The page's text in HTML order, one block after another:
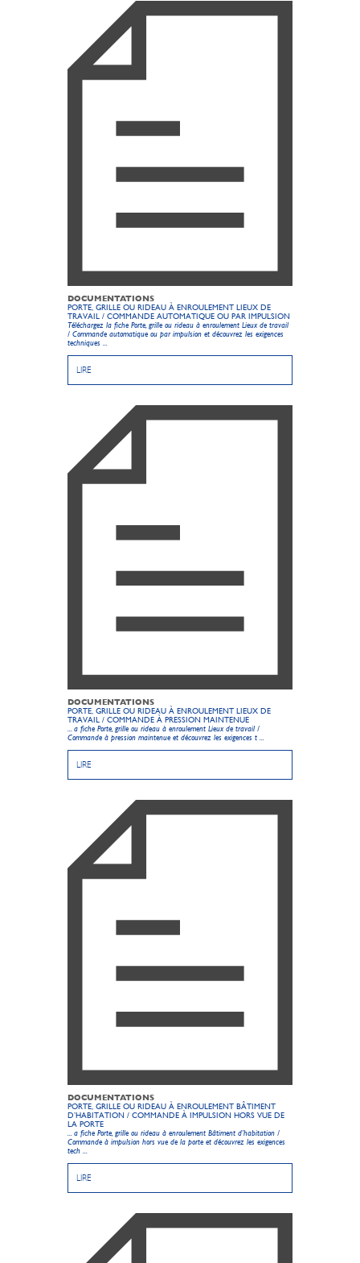
DOCUMENTATIONS
PORTE, GRILLE OU RIDEAU À ENROULEMENT LIEUX DE
TRAVAIL / COMMANDE AUTOMATIQUE OU PAR IMPULSION
Téléchargez la fiche Porte, grille ou rideau à enroulement Lieux de travail
/ Commande automatique ou par impulsion et découvrez les exigences
techniques ...
LIRE
DOCUMENTATIONS
PORTE, GRILLE OU RIDEAU À ENROULEMENT LIEUX DE
TRAVAIL / COMMANDE À PRESSION MAINTENUE
... a fiche Porte, grille ou rideau à enroulement Lieux de travail /
Commande à pression maintenue et découvrez les exigences t ...
LIRE
DOCUMENTATIONS
PORTE, GRILLE OU RIDEAU À ENROULEMENT BÂTIMENT
D’HABITATION / COMMANDE À IMPULSION HORS VUE DE
LA PORTE
... a fiche Porte, grille ou rideau à enroulement Bâtiment d’habitation /
Commande à impulsion hors vue de la porte et découvrez les exigences
tech ...
LIRE